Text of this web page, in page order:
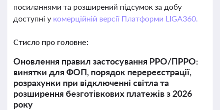
посиланнями та розширений підсумок за добу
доступні у комерційній версії Платформи LIGA360.
Стисло про головне:
Оновлення правил застосування РРО/ПРРО:
винятки для ФОП, порядок перереєстрації,
розрахунки при відключенні світла та
розширення безготівкових платежів з 2026
року